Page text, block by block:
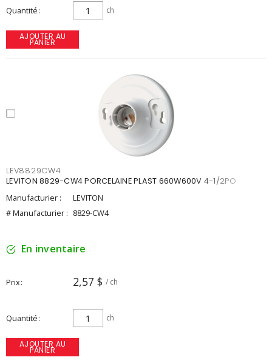
Quantité ch
AJOUTER AU
PANIER
LEV8829CW4
LEVITON 8829-CW4 PORCELAINE PLAST 660W600V 4-1/2PO
Manufacturier :
LEVITON
# Manufacturier : 8829-CW4
En inventaire
Prix 2,57 $ / ch
Quantité ch
AJOUTER AU
PANIER